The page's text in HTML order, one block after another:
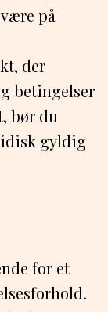
på
der
betingelser
bør du
gyldig
for et